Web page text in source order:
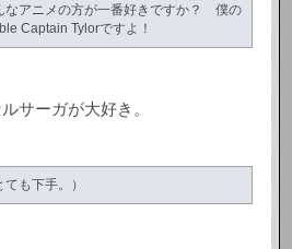
アニメの方が一番好きですか？ 僕の
Captain Tylorですよ！
サーガが大好き。
も下手。）